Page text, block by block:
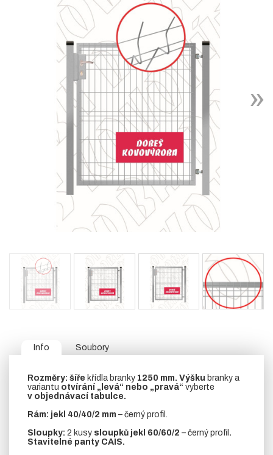
Info Soubory
Rozměry: šíře křídla branky 1250 mm. Výšku branky a
variantu otvírání „levá“ nebo „pravá“ vyberte
v objednávací tabulce.
Rám: jekl 40/40/2 mm – černý profil.
Sloupky: 2 kusy sloupků jekl 60/60/2 – černý profil .
Stavitelné panty CAIS.